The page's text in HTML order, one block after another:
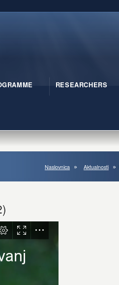
RESEARCHERS
Naslovnica Aktualnosti